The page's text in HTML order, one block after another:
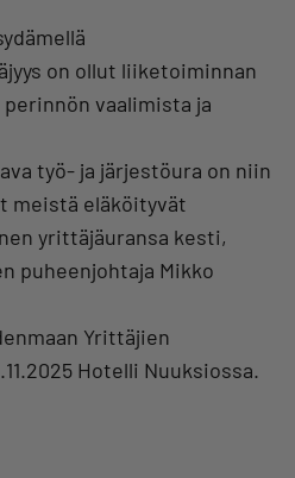
on ollut liiketoiminnan
vaalimista ja
työ- ja järjestöura on niin
meistä eläköityvät
yrittäjäuransa kesti,
puheenjohtaja Mikko
Yrittäjien
Hotelli Nuuksiossa.